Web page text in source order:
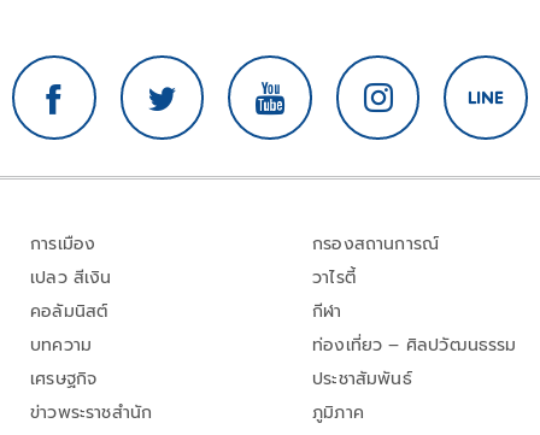
การเมือง
เปลว สีเงิน
คอลัมนิสต์
บทความ
เศรษฐกิจ
ข่าวพระราชสำนัก
กรองสถานการณ์
วาไรตี้
กีฬา
ท่องเที่ยว – ศิลปวัฒนธรรม
ประชาสัมพันธ์
ภูมิภาค